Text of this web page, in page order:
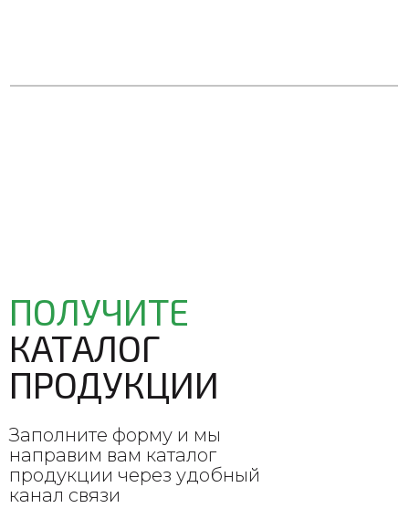
Заполните форму и мы
направим вам каталог
продукции через удобный
канал связи
ПОЛУЧИТЕ
КАТАЛОГ
ПРОДУКЦИИ